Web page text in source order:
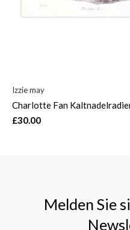
Izzie may
Charlotte Fan
£30.00
Melden Sie